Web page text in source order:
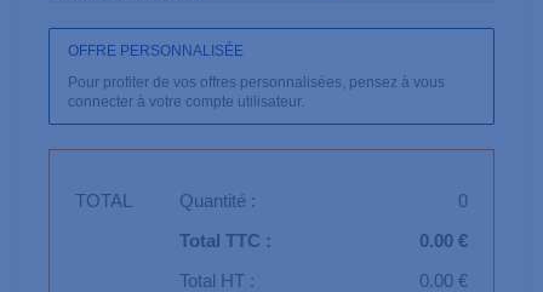
OFFRE PERSONNALISÉE
Pour profiter de vos offres personnalisées, pensez à vous
connecter à votre compte utilisateur.
TOTAL Quantité :
0
Total TTC :
0.00 €
Total HT :
0.00 €